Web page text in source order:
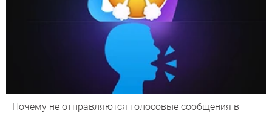
Почему не отправляются голосовые сообщения в